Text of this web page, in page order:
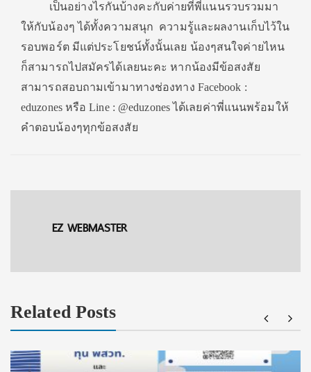
เป็นอย่างไรกันบ้างคะกับค่ายที่พี่แนนรวบรวมมา
ให้กับน้องๆ ได้ทั้งความสนุก ความรู้และผลงานเก็บไว้ใน
รอบพอร์ต มีแต่ประโยชน์ทั้งนั้นเลย น้องๆสนใจค่ายไหน
ก็สามารถไปสมัครได้เลยนะคะ หากน้องมีข้อสงสัย
สามารถสอบถามเข้ามาทางช่องทาง Facebook :
eduzones หรือ Line : @eduzones ได้เลยค่าพี่แนนพร้อมให้
คำตอบน้องๆทุกข้อสงสัย
EZ WEBMASTER
Related Posts